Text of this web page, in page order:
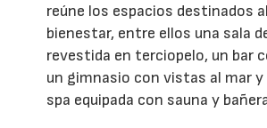
reúne los espacios destinados
bienestar, entre ellos una sala
revestida en terciopelo, un bar
un gimnasio con vistas al mar y
spa equipada con sauna y